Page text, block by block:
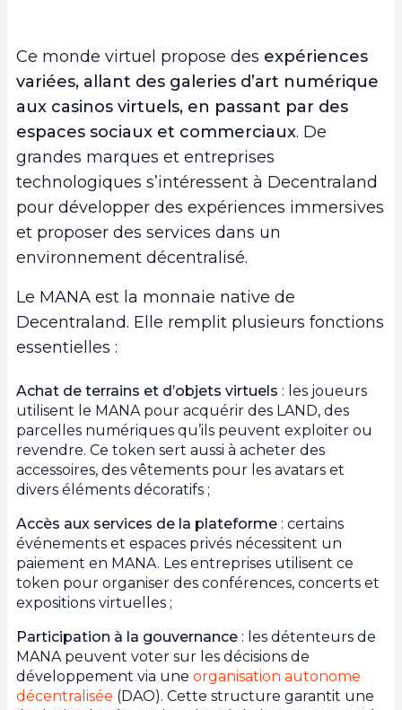
Ce monde virtuel propose des expériences
variées, allant des galeries d’art numérique
aux casinos virtuels, en passant par des
espaces sociaux et commerciaux. De
grandes marques et entreprises
technologiques s’intéressent à Decentraland
pour développer des expériences immersives
et proposer des services dans un
environnement décentralisé.
Le MANA est la monnaie native de
Decentraland. Elle remplit plusieurs fonctions
essentielles :
Achat de terrains et d’objets virtuels : les joueurs
utilisent le MANA pour acquérir des LAND, des
parcelles numériques qu’ils peuvent exploiter ou
revendre. Ce token sert aussi à acheter des
accessoires, des vêtements pour les avatars et
divers éléments décoratifs ;
Accès aux services de la plateforme : certains
événements et espaces privés nécessitent un
paiement en MANA. Les entreprises utilisent ce
token pour organiser des conférences, concerts et
expositions virtuelles ;
Participation à la gouvernance : les détenteurs de
MANA peuvent voter sur les décisions de
développement via une organisation autonome
décentralisée (DAO). Cette structure garantit une